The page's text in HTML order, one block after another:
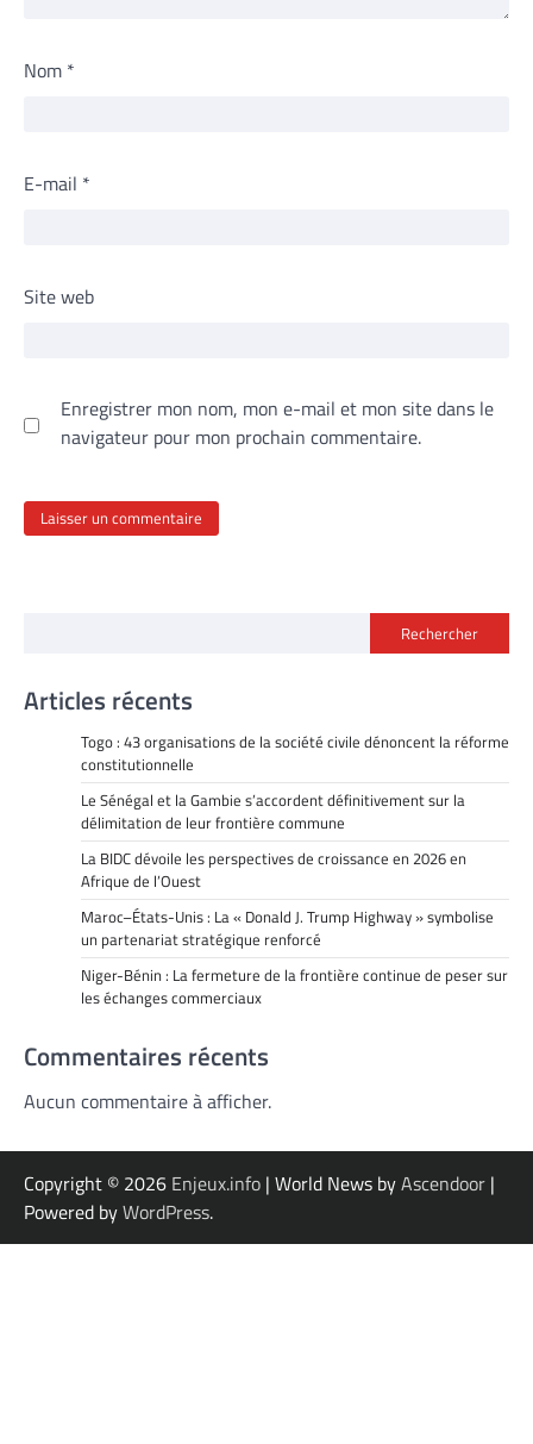
Nom *
E-mail *
Site web
Enregistrer mon nom, mon e-mail et mon site dans le
navigateur pour mon prochain commentaire.
Rechercher
Articles récents
Togo : 43 organisations de la société civile dénoncent la réforme
constitutionnelle
Le Sénégal et la Gambie s’accordent définitivement sur la
délimitation de leur frontière commune
La BIDC dévoile les perspectives de croissance en 2026 en
Afrique de l’Ouest
Maroc–États-Unis : La « Donald J. Trump Highway » symbolise
un partenariat stratégique renforcé
Niger-Bénin : La fermeture de la frontière continue de peser sur
les échanges commerciaux
Commentaires récents
Aucun commentaire à afficher.
Copyright © 2026 Enjeux.info | World News byAscendoor |
Powered byWordPress.